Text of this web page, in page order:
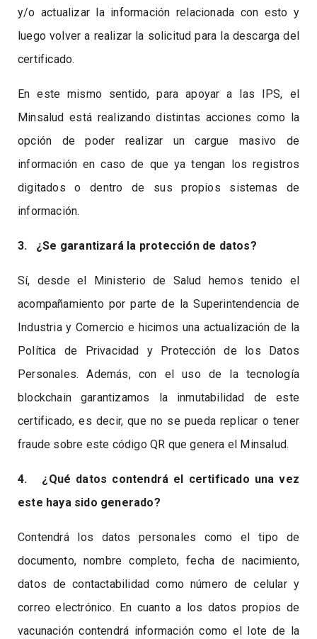
y/o actualizar la información relacionada con esto y
luego volver a realizar la solicitud para la descarga del
certificado.
En este mismo sentido, para apoyar a las IPS, el
Minsalud está realizando distintas acciones como la
opción de poder realizar un cargue masivo de
información en caso de que ya tengan los registros
digitados o dentro de sus propios sistemas de
información.
3. ¿Se garantizará la protección de datos?
Sí, desde el Ministerio de Salud hemos tenido el
acompañamiento por parte de la Superintendencia de
Industria y Comercio e hicimos una actualización de la
Política de Privacidad y Protección de los Datos
Personales. Además, con el uso de la tecnología
blockchain garantizamos la inmutabilidad de este
certificado, es decir, que no se pueda replicar o tener
fraude sobre este código QR que genera el Minsalud.
4. ¿Qué datos contendrá el certificado una vez
este haya sido generado?
Contendrá los datos personales como el tipo de
documento, nombre completo, fecha de nacimiento,
datos de contactabilidad como número de celular y
correo electrónico. En cuanto a los datos propios de
vacunación contendrá información como el lote de la